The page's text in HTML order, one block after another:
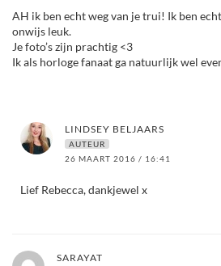
AH ik ben echt weg van je trui! Ik ben
onwijs leuk.
Je foto’s zijn prachtig <3
Ik als horloge fanaat ga natuurlijk wel
LINDSEY BELJAARS
AUTEUR
26 MAART 2016 / 16:41
Lief Rebecca, dankjewel x
SARAYAT